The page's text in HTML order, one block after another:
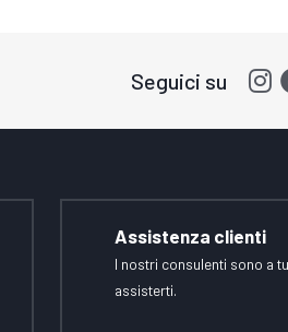
Seguici su
Assistenza clienti
I nostri consulenti sono a
assisterti.